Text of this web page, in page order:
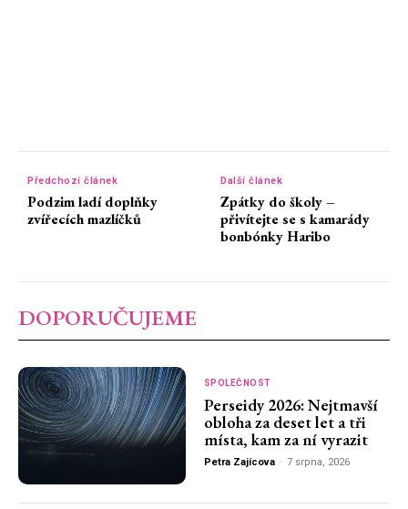
Předchozí článek
Podzim ladí doplňky
zvířecích mazlíčků
Další článek
Zpátky do školy –
přivítejte se s kamarády
bonbónky Haribo
DOPORUČUJEME
SPOLEČNOST
Perseidy 2026: Nejtmavší
obloha za deset let a tři
místa, kam za ní vyrazit
Petra Zajícova - 7 srpna, 2026